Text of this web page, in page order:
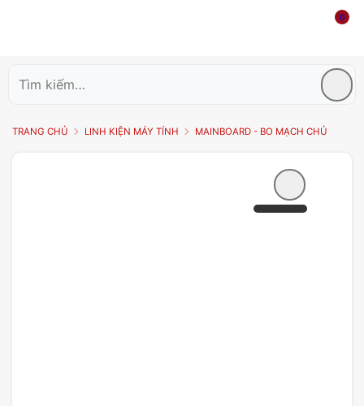
0
kiếm:
TRANG CHỦ LINH KIỆN MÁY TÍNH MAINBOARD - BO MẠCH CHỦ